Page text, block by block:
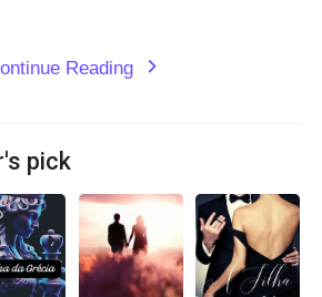
Reading expand_more
pick